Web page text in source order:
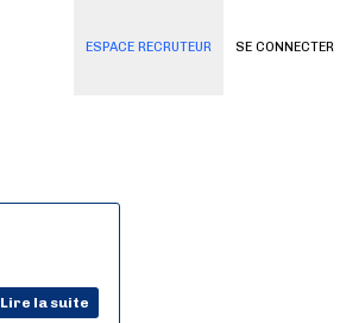
SE CONNECTER
ESPACE RECRUTEUR
Lire la suite